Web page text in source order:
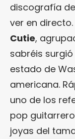
discografía
ver en
Cutie,
sabréis
estado de
americana.
uno de los
pop
joyas del